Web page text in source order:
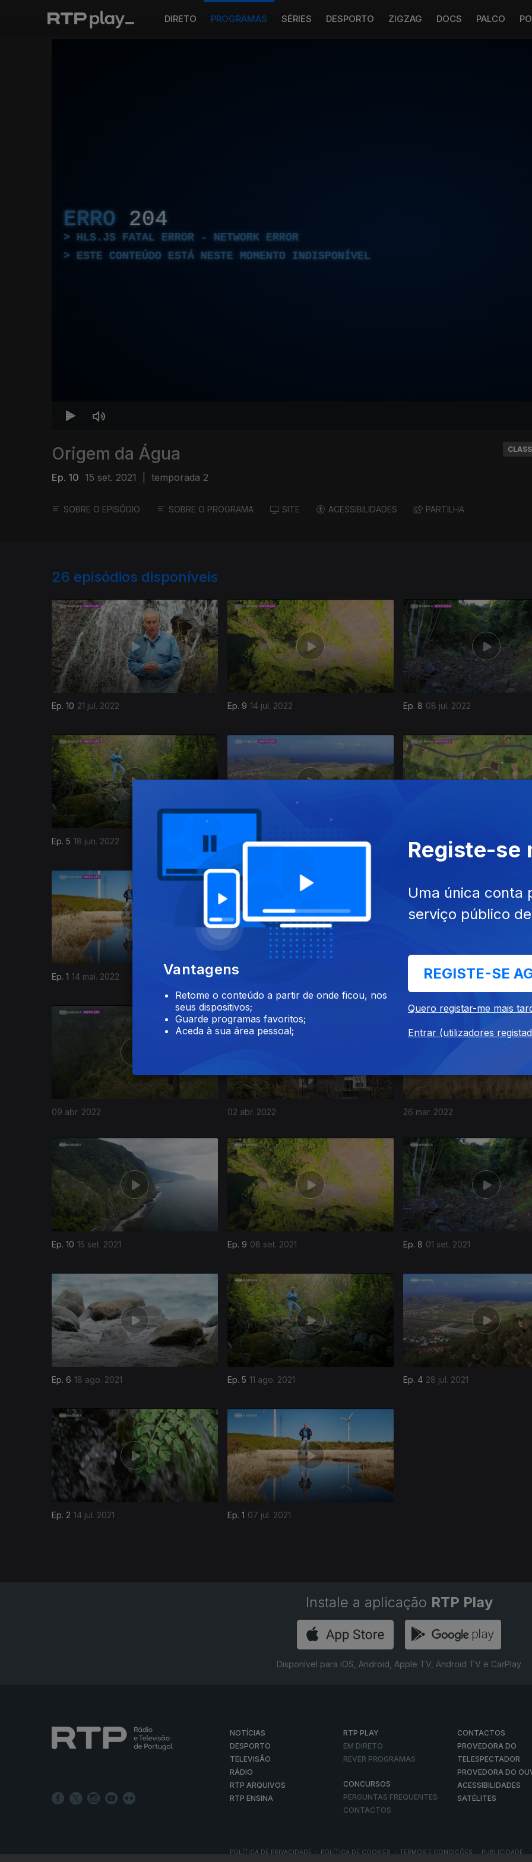
DIRETO PROGRAMAS SÉRIES DESPORTO ZIGZAG DOCS PALCO
ERRO 204
HLS.JS FATAL ERROR - NETWORK ERROR
ESTE CONTEÚDO ESTÁ NESTE MOMENTO INDISPONÍVEL
Origem da Água
Ep. 10 15 set. 2021 temporada 2
SOBRE O EPISÓDIO SOBRE O PROGRAMA SITE ACESSIBILIDADES PARTILHA
26 episódios disponíveis
Ep. 10 21 jul. 2022 Ep. 9 14 jul. 2022 Ep. 8 08 jul. 2022
Ep. 5 18 jun. 2022 Ep. 4 11 jun. 2022 Ep. 3 28 mai. 2022
Ep. 1 14 mai. 2022 07 mai. 2022 30 abr. 2022
611380
09 abr. 2022 02 abr. 2022 26 mar. 2022
Ep. 10 15 set. 2021 Ep. 9 08 set. 2021 Ep. 8 01 set. 2021
Ep. 6 18 ago. 2021 Ep. 5 11 ago. 2021 Ep. 4 28 jul. 2021
559359
Ep. 2 14 jul. 2021 Ep. 1 07 jul. 2021
556587
Instale a aplicação RTP Play
Disponível para iOS, Android, Apple TV, Android TV e CarPlay
NOTÍCIAS
DESPORTO
TELEVISÃO
RÁDIO
RTP ARQUIVOS
RTP ENSINA
RTP PLAY
EM DIRETO
REVER PROGRAMAS
CONCURSOS
PERGUNTAS FREQUENTES
CONTACTOS
CONTACTOS
PROVEDORA DO
TELESPECTADOR
PROVEDORA DO
ACESSIBILIDADES
SATÉLITES
POLÍTICA DE PRIVACIDADE POLÍTICA DE COOKIES TERMOS E CONDIÇÕES PUBLICIDADE
Vantagens
Retome o conteúdo a partir de onde ficou, nos
seus dispositivos;
Guarde programas favoritos;
Aceda à sua área pessoal;
Registe-se
Uma única conta
serviço público
REGISTE-SE
Quero registar-me mais
Entrar (utilizadores